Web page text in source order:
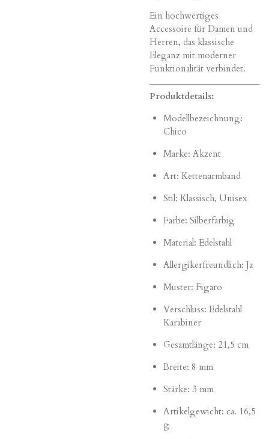
Ein hochwertiges
Accessoire für Damen und
Herren, das klassische
Eleganz mit moderner
Funktionalität verbindet.
Produktdetails:
Modellbezeichnung:
Chico
Marke: Akzent
Art: Kettenarmband
Stil: Klassisch, Unisex
Farbe: Silberfarbig
Material: Edelstahl
Allergikerfreundlich: Ja
Muster: Figaro
Verschluss: Edelstahl
Karabiner
Gesamtlänge: 21,5 cm
Breite: 8 mm
Stärke: 3 mm
Artikelgewicht: ca. 16,5
g